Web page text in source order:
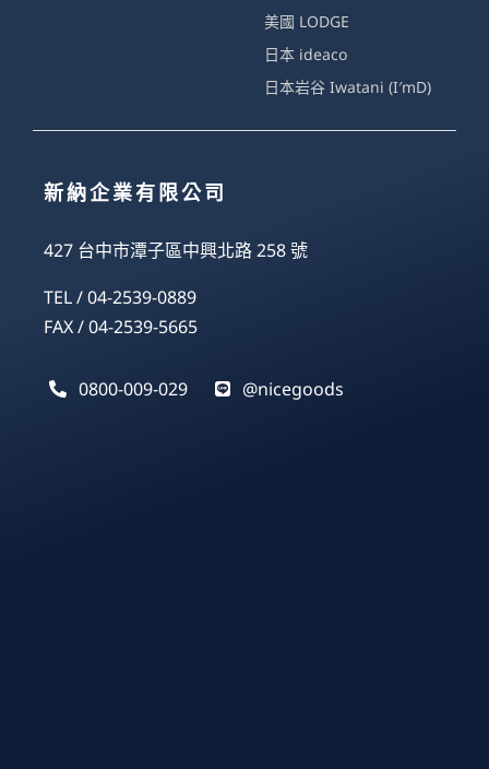
新納企業有限公司
427 台中市潭子區中興北路 258 號
TEL / 04-2539-0889
FAX / 04-2539-5665
0800-009-029 @nicegoods
美國 LODGE
日本 ideaco
日本岩谷 Iwatani (I′mD)